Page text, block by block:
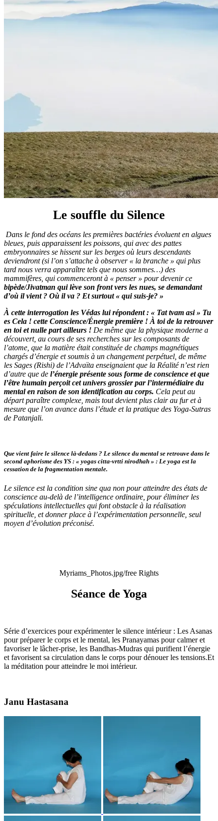
Le souffle du Silence
Dans le fond des océans les premières bactéries évoluent en algues
bleues, puis apparaissent les poissons, qui avec des pattes
embryonnaires se hissent sur les berges où leurs descendants
deviendront (si l’on s’attache à observer « la branche » qui plus
tard nous verra apparaître tels que nous sommes…) des
mammifères, qui commenceront à « penser » pour devenir ce
bipède/Jivatman qui lève son front vers les nues, se demandant
d’où il vient ? Où il va ? Et surtout « qui suis-je? »
À cette interrogation les Védas lui répondent : « Tat tvam asi » Tu
es Cela ! cette Conscience/Énergie première ! À toi de la retrouver
en toi et nulle part ailleurs ! De même que la physique moderne a
découvert, au cours de ses recherches sur les composants de
l’atome, que la matière était constituée de champs magnétiques
chargés d’énergie et soumis à un changement perpétuel, de même
les Sages (Rishi) de l’Advaïta enseignaient que la Réalité n’est rien
d’autre que de l’énergie présente sous forme de conscience et que
l’être humain perçoit cet univers grossier par l’intermédiaire du
mental en raison de son identification au corps. Cela peut au
départ paraître complexe, mais tout devient plus clair au fur et à
mesure que l’on avance dans l’étude et la pratique des Yoga-Sutras
de Patanjali.
Que vient faire le silence là-dedans ? Le silence du mental se retrouve dans le
second aphorisme des YS : « yogas citta-vrtti nirodhah » : Le yoga est la
cessation de la fragmentation mentale.
Le silence est la condition sine qua non pour atteindre des états de
conscience au-delà de l’intelligence ordinaire, pour éliminer les
spéculations intellectuelles qui font obstacle à la réalisation
spirituelle, et donner place à l’expérimentation personnelle, seul
moyen d’évolution préconisé.
Myriams_Photos.jpg/free Rights
Séance de Yoga
Série d’exercices pour expérimenter le silence intérieur : Les Asanas
pour préparer le corps et le mental, les Pranayamas pour calmer et
favoriser le lâcher-prise, les Bandhas-Mudras qui purifient l’énergie
et favorisent sa circulation dans le corps pour dénouer les tensions.Et
la méditation pour atteindre le moi intérieur.
Janu Hastasana